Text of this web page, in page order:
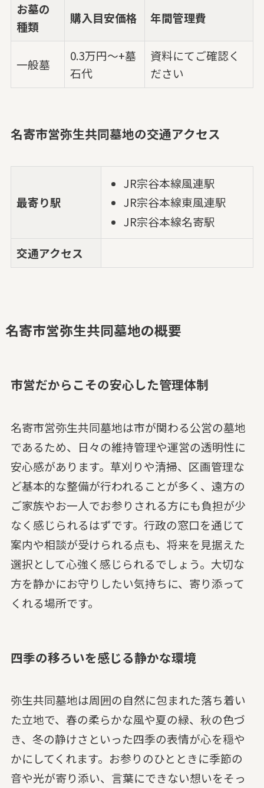
お墓の
種類
購入目安価格 年間管理費
一般墓
0.3万円～+墓
石代
資料にてご確認く
ださい
名寄市営弥生共同墓地の交通アクセス
最寄り駅
JR宗谷本線風連駅
JR宗谷本線東風連駅
JR宗谷本線名寄駅
交通アクセス
名寄市営弥生共同墓地の概要
市営だからこその安心した管理体制
名寄市営弥生共同墓地は市が関わる公営の墓地
であるため、日々の維持管理や運営の透明性に
安心感があります。草刈りや清掃、区画管理な
ど基本的な整備が行われることが多く、遠方の
ご家族やお一人でお参りされる方にも負担が少
なく感じられるはずです。行政の窓口を通じて
案内や相談が受けられる点も、将来を見据えた
選択として心強く感じられるでしょう。大切な
方を静かにお守りしたい気持ちに、寄り添って
くれる場所です。
四季の移ろいを感じる静かな環境
弥生共同墓地は周囲の自然に包まれた落ち着い
た立地で、春の柔らかな風や夏の緑、秋の色づ
き、冬の静けさといった四季の表情が心を穏や
かにしてくれます。お参りのひとときに季節の
音や光が寄り添い、言葉にできない想いをそっ